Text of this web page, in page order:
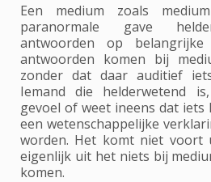
Een medium zoals
paranormale gave
antwoorden op belangrijke
antwoorden komen bij
zonder dat daar auditief
Iemand die helderwetend
gevoel of weet ineens dat
een wetenschappelijke
worden. Het komt niet
eigenlijk uit het niets bij
komen.